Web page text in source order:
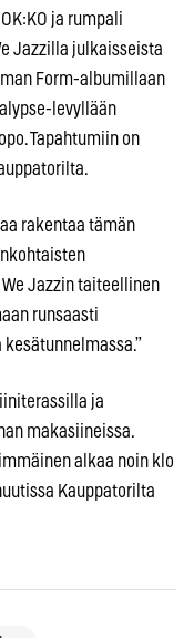
ja rumpali
Jazzilla julkaisseista
Form-albumillaan
levyllään
Tapahtumiin on
rakentaa tämän
Jazzin taiteellinen
runsaasti
ja
makasiineissa.
alkaa noin klo
Kauppatorilta